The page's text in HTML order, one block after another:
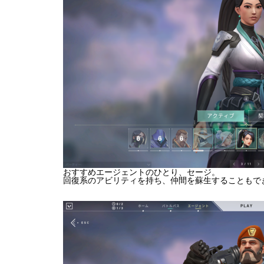
おすすめエージェントのひとり、セージ。
回復系のアビリティを持ち、仲間を蘇生することもで